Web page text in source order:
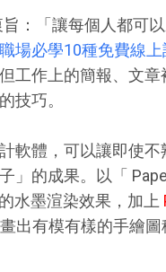
：「讓每個人都可
場必學10種免費線
工作上的簡報、文章
技巧。
軟體，可以讓即使不
」的成果。以「
水墨渲染效果，加上
出有模有樣的手繪圖